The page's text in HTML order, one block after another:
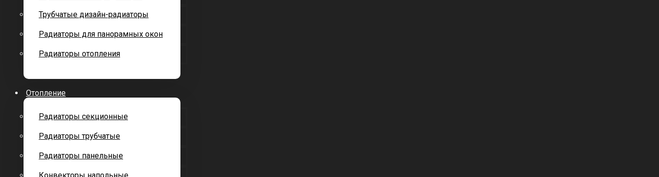
Трубчатые дизайн-радиаторы
Радиаторы для панорамных окон
Радиаторы отопления
Отопление
Радиаторы секционные
Радиаторы трубчатые
Радиаторы панельные